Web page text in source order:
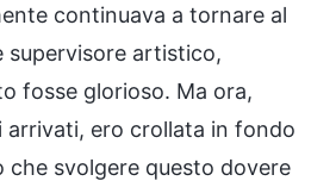
continuava a tornare al
supervisore artistico,
fosse glorioso. Ma ora,
arrivati, ero crollata in fondo
che svolgere questo dovere